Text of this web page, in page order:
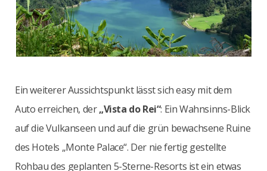
Ein weiterer Aussichtspunkt lässt sich easy mit dem
Auto erreichen, der„Vista do Rei“: Ein Wahnsinns-Blick
auf die Vulkanseen und auf die grün bewachsene Ruine
des Hotels „Monte Palace“. Der nie fertig gestellte
Rohbau des geplanten 5-Sterne-Resorts ist ein etwas